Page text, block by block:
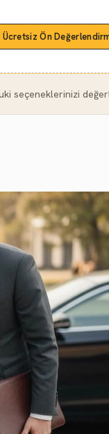
Ücretsiz Ön
seçeneklerinizi